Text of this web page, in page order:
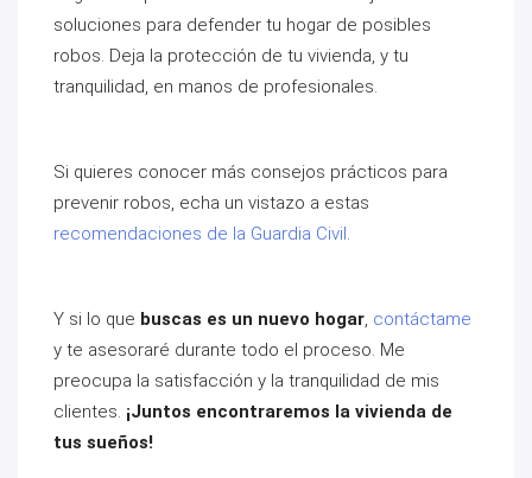
soluciones para defender tu hogar de posibles
robos. Deja la protección de tu vivienda, y tu
tranquilidad, en manos de profesionales.
Si quieres conocer más consejos prácticos para
prevenir robos, echa un vistazo a estas
recomendaciones de la Guardia Civil.
Y si lo que buscas es un nuevo hogar, contáctame
y te asesoraré durante todo el proceso. Me
preocupa la satisfacción y la tranquilidad de mis
clientes. ¡Juntos encontraremos la vivienda de
tus sueños!